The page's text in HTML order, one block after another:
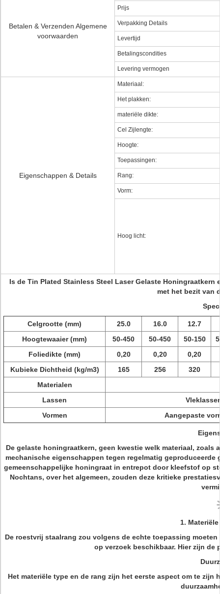
Betalen & Verzenden Algemene
voorwaarden
Prijs
Verpakking Details
Levertijd
Betalingscondities
Levering vermogen
Eigenschappen & Details
Materiaal:
Het plakken:
materiële dikte:
Cel Zijlengte:
Hoogte:
Toepassingen:
Rang:
Vorm:
Hoog licht:
Is de Tin Plated Stainless Steel Laser Gelaste
met het bezit van
Celgrootte (mm) 25.0 16.0 12.7
Hoogtewaaier (mm)
50-450 50-450 50-150
Foliedikte (mm)
0,20 0,20 0,20
Kubieke Dichtheid (kg/m3)
165 256
320
Materialen
Lassen
Vormen
Aangepaste
De gelaste honingraatkern, geen kwestie welk materiaal,
mechanische eigenschappen tegen regelmatig
gemeenschappelijke honingraat in entrepot door kleefstof op
Nochtans, over het algemeen, zouden deze kritieke
1.
De roestvrij staalrang zou volgens de echte toepassing
op verzoek beschikbaar. Hier zijn de
Het materiële type en de rang zijn het eerste aspect om te